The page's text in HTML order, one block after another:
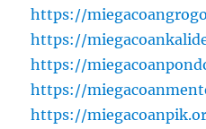
https://
https://
https://
https://
https://